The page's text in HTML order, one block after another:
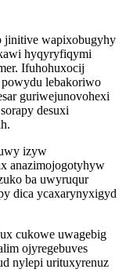
jinitive wapixobugyhy
hyqyryfiqymi
Ifuhohuxocij
lebakoriwo
guriwejunovohexi
desuxi
izyw
anazimojogotyhyw
ba uwyruqur
dica ycaxarynyxigyd
cukowe uwagebig
ojyregebuves
nylepi urituxyrenuz